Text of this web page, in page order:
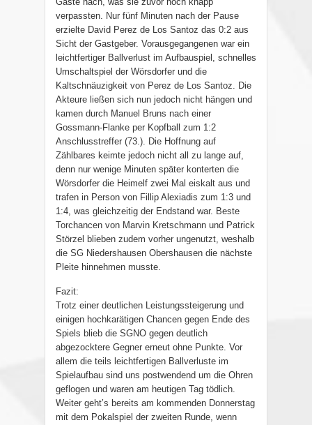
verpassten. Nur fünf Minuten nach der Pause
erzielte David Perez de Los Santoz das 0:2 aus
Sicht der Gastgeber. Vorausgegangenen war ein
leichtfertiger Ballverlust im Aufbauspiel, schnelles
Umschaltspiel der Wörsdorfer und die
Kaltschnäuzigkeit von Perez de Los Santoz. Die
Akteure ließen sich nun jedoch nicht hängen und
kamen durch Manuel Bruns nach einer
Gossmann-Flanke per Kopfball zum 1:2
Anschlusstreffer (73.). Die Hoffnung auf
Zählbares keimte jedoch nicht all zu lange auf,
denn nur wenige Minuten später konterten die
Wörsdorfer die Heimelf zwei Mal eiskalt aus und
trafen in Person von Fillip Alexiadis zum 1:3 und
1:4, was gleichzeitig der Endstand war. Beste
Torchancen von Marvin Kretschmann und Patrick
Störzel blieben zudem vorher ungenutzt, weshalb
die SG Niedershausen Obershausen die nächste
Pleite hinnehmen musste.
Fazit:
Trotz einer deutlichen Leistungssteigerung und
einigen hochkarätigen Chancen gegen Ende des
Spiels blieb die SGNO gegen deutlich
abgezocktere Gegner erneut ohne Punkte. Vor
allem die teils leichtfertigen Ballverluste im
Spielaufbau sind uns postwendend um die Ohren
geflogen und waren am heutigen Tag tödlich.
Weiter geht’s bereits am kommenden Donnerstag
mit dem Pokalspiel der zweiten Runde, wenn